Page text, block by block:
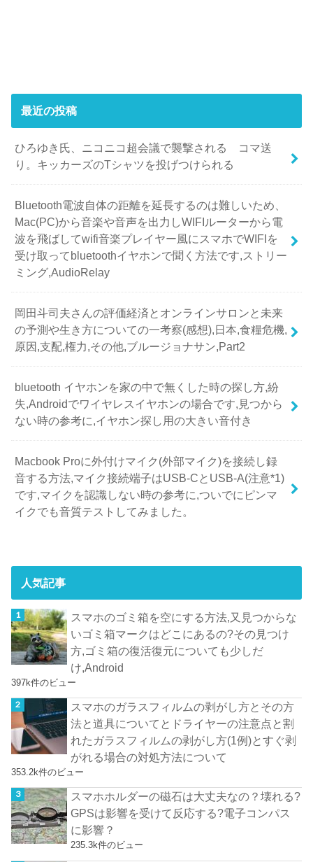
最近の投稿
ひろゆき氏、ニコニコ超会議で襲撃される コマ送
り。キッカーズのTシャツを投げつけられる
Bluetooth電波自体の距離を延長するのは難しいため、
Mac(PC)から音楽や音声を出力しWIFIルーターから電
波を飛ばしてwifi音楽プレイヤー風にスマホでWIFIを
受け取ってbluetoothイヤホンで聞く方法です,ストリー
ミング,AudioRelay
岡田斗司夫さんの評価経済とオンラインサロンと未来
の予測や生き方についての一考察(感想),日本,食糧危機,
原因,支配,権力,その他,ブルージョナサン,Part2
bluetooth イヤホンを家の中で無くした時の探し方,紛
失,Androidでワイヤレスイヤホンの場合です,見つから
ない時の参考に,イヤホン探し用の大きい音付き
Macbook Proに外付けマイク(外部マイク)を接続し録
音する方法,マイク接続端子はUSB-CとUSB-A(注意*1)
です,マイクを認識しない時の参考に,ついでにピンマ
イクでも音質テストしてみました。
人気記事
スマホのゴミ箱を空にする方法,又見つからな
いゴミ箱マークはどこにあるの?その見つけ
方,ゴミ箱の復活復元についても少しだ
け,Android
397k件のビュー
スマホのガラスフィルムの剥がし方とその方
法と道具についてとドライヤーの注意点と割
れたガラスフィルムの剥がし方(1例)とすぐ剥
がれる場合の対処方法について
353.2k件のビュー
スマホホルダーの磁石は大丈夫なの？壊れる?
GPSは影響を受けて反応する?電子コンパス
に影響？
235.3k件のビュー